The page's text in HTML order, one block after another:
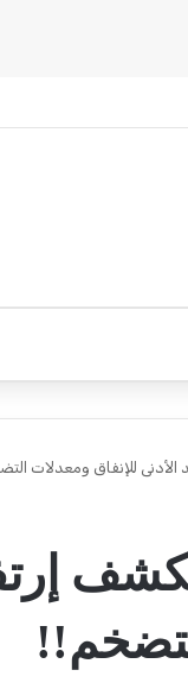
للإنفاق ومعدلات